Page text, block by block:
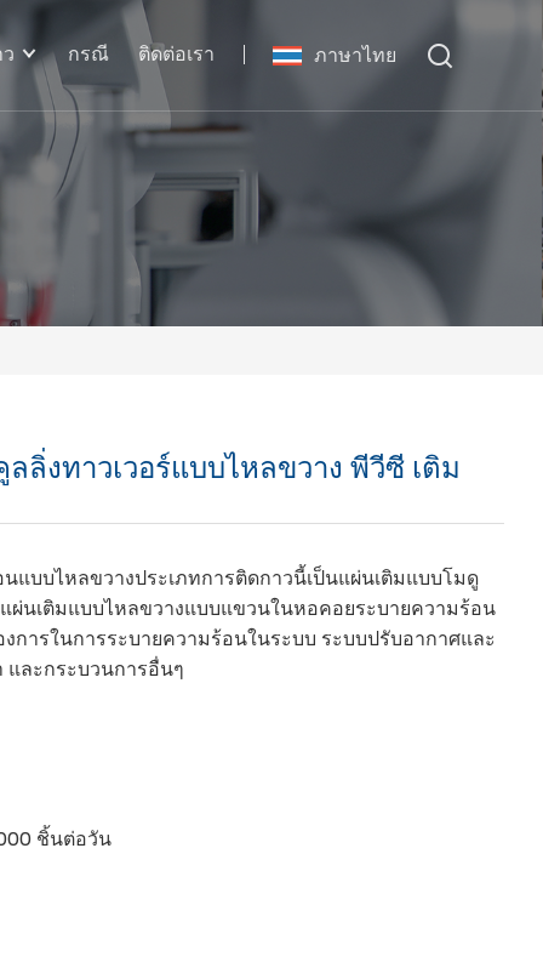
ภาษาไทย
กรณี ติดต่อเรา
ลิ่งทาวเวอร์แบบไหลขวาง พีวีซี เติม
แบบไหลขวางประเภทการติดกาวนี้เป็นแผ่นเติมแบบโมดู
ผ่นเติมแบบไหลขวางแบบแขวนในหอคอยระบายความร้อน
การในการระบายความร้อนในระบบ ระบบปรับอากาศและ
และกระบวนการอื่นๆ
ชิ้นต่อวัน